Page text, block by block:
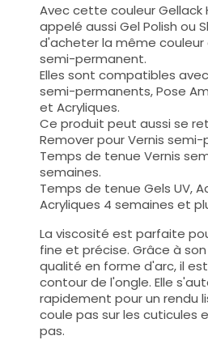
Avec cette couleur Gellack
appelé aussi Gel Polish ou
d'acheter la même couleur
semi-permanent.
Elles sont compatibles avec
semi-permanents, Pose
et Acryliques.
Ce produit peut aussi se
Remover pour Vernis
Temps de tenue Vernis
semaines.
Temps de tenue Gels UV,
Acryliques 4 semaines et
La viscosité est parfaite
fine et précise. Grâce à
qualité en forme d'arc, il
contour de l'ongle. Elle
rapidement pour un rendu
coule pas sur les cuticules
pas.